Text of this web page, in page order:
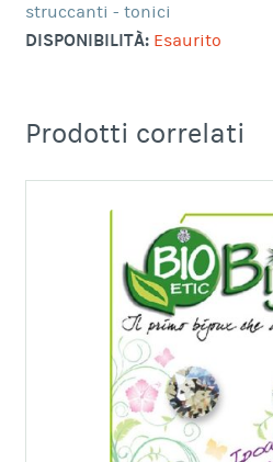
struccanti - tonici
DISPONIBILITÀ: Esaurito
Prodotti correlati